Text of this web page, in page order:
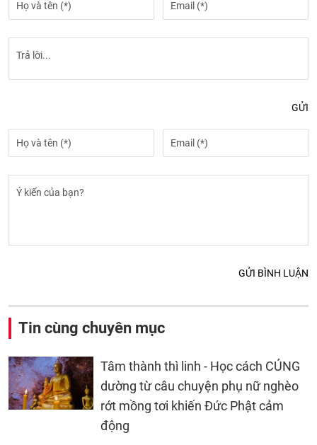
GỬI
GỬI BÌNH LUẬN
Tin cùng chuyên mục
Tâm thành thì linh - Học cách CÚNG
dường từ câu chuyện phụ nữ nghèo
rớt mồng tơi khiến Đức Phật cảm
động